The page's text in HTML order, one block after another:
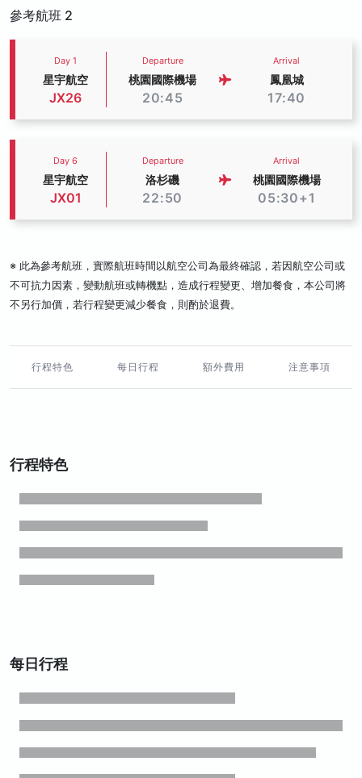
參考航班 2
Day 1
星宇航空
JX26
Departure
桃園國際機場
20:45
Arrival
鳳凰城
17:40
Day 6
星宇航空
JX01
Departure
洛杉磯
22:50
Arrival
桃園國際機場
05:30+1
※ 此為參考航班，實際航班時間以航空公司為最終確認，若因航空公司或
不可抗力因素，變動航班或轉機點，造成行程變更、增加餐食，本公司將
不另行加價，若行程變更減少餐食，則酌於退費。
行程特色 每日行程 額外費用 注意事項
行程特色
每日行程